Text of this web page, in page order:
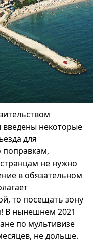
введены некоторые
для
поправкам,
не нужно
в обязательном
то посещать зону
В нынешнем 2021
по мультивизе
не дольше.